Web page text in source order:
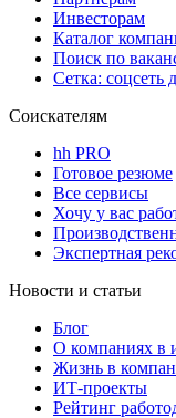
Инвесторам
Каталог
Поиск по
Сетка: соцсеть
Соискателям
hh PRO
Готовое резюме
Все сервисы
Хочу у вас
Экспертная
Новости и статьи
Блог
О компаниях в
Жизнь в
ИТ-проекты
Рейтинг